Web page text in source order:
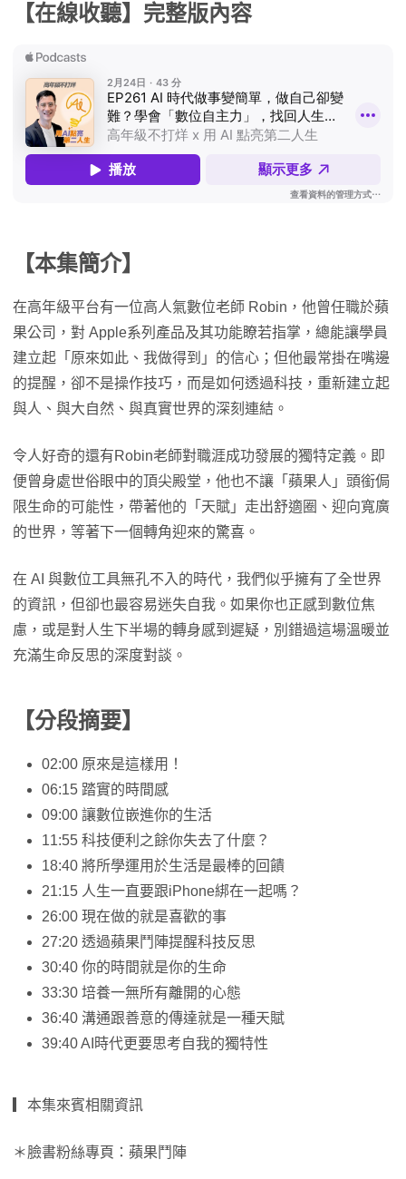
【在線收聽】完整版內容
【本集簡介】
在高年級平台有一位高人氣數位老師 Robin，他曾任職於蘋
果公司，對 Apple系列產品及其功能瞭若指掌，總能讓學員
建立起「原來如此、我做得到」的信心；但他最常掛在嘴邊
的提醒，卻不是操作技巧，而是如何透過科技，重新建立起
與人、與大自然、與真實世界的深刻連結。
令人好奇的還有Robin老師對職涯成功發展的獨特定義。即
便曾身處世俗眼中的頂尖殿堂，他也不讓「蘋果人」頭銜侷
限生命的可能性，帶著他的「天賦」走出舒適圈、迎向寬廣
的世界，等著下一個轉角迎來的驚喜。
在 AI 與數位工具無孔不入的時代，我們似乎擁有了全世界
的資訊，但卻也最容易迷失自我。如果你也正感到數位焦
慮，或是對人生下半場的轉身感到遲疑，別錯過這場溫暖並
充滿生命反思的深度對談。
【分段摘要】
02:00 原來是這樣用！
06:15 踏實的時間感
09:00 讓數位嵌進你的生活
11:55 科技便利之餘你失去了什麼？
18:40 將所學運用於生活是最棒的回饋
21:15 人生一直要跟iPhone綁在一起嗎？
26:00 現在做的就是喜歡的事
27:20 透過蘋果鬥陣提醒科技反思
30:40 你的時間就是你的生命
33:30 培養一無所有離開的心態
36:40 溝通跟善意的傳達就是一種天賦
39:40 AI時代更要思考自我的獨特性
▎本集來賓相關資訊
＊臉書粉絲專頁：蘋果鬥陣